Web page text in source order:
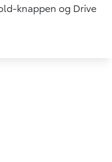
knappen og Drive